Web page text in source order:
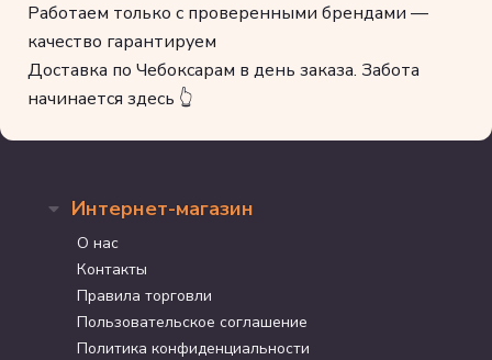
Работаем только с проверенными брендами —
качество гарантируем
Доставка по Чебоксарам в день заказа. Забота
начинается здесь 👆
Интернет-магазин
О нас
Контакты
Правила торговли
Пользовательское соглашение
Политика конфиденциальности